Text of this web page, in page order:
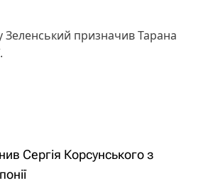
Зеленський призначив Тарана
Сергія Корсунського з